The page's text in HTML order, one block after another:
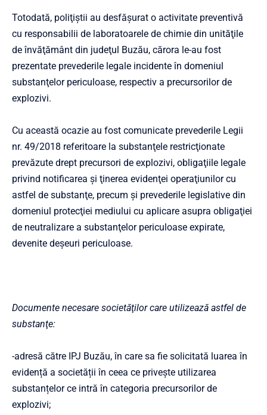
Totodată, poliţiştii au desfăşurat o activitate preventivă
cu responsabilii de laboratoarele de chimie din unităţile
de învăţământ din judeţul Buzău, cărora le-au fost
prezentate prevederile legale incidente în domeniul
substanţelor periculoase, respectiv a precursorilor de
explozivi.
Cu această ocazie au fost comunicate prevederile Legii
nr. 49/2018 referitoare la substanţele restricţionate
prevăzute drept precursori de explozivi, obligaţiile legale
privind notificarea şi ţinerea evidenţei operaţiunilor cu
astfel de substanţe, precum şi prevederile legislative din
domeniul protecţiei mediului cu aplicare asupra obligaţiei
de neutralizare a substanţelor periculoase expirate,
devenite deşeuri periculoase.
Documente necesare societăţilor care utilizează astfel de
substanţe:
-adresă către IPJ Buzău, în care sa fie solicitată luarea în
evidență a societății în ceea ce privește utilizarea
substanțelor ce intră în categoria precursorilor de
explozivi;